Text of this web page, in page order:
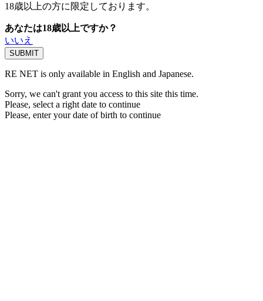
18歳以上の方に限定しております。
あなたは18歳以上ですか？
いいえ
RE NET is only available in English and Japanese.
Sorry, we can't grant you access to this site this time.
Please, select a right date to continue
Please, enter your date of birth to continue